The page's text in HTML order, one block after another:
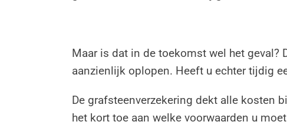
Maar is dat in de toekomst wel het geval?
aanzienlijk oplopen. Heeft u echter tijdig
De grafsteenverzekering dekt alle kosten
het kort toe aan welke voorwaarden u